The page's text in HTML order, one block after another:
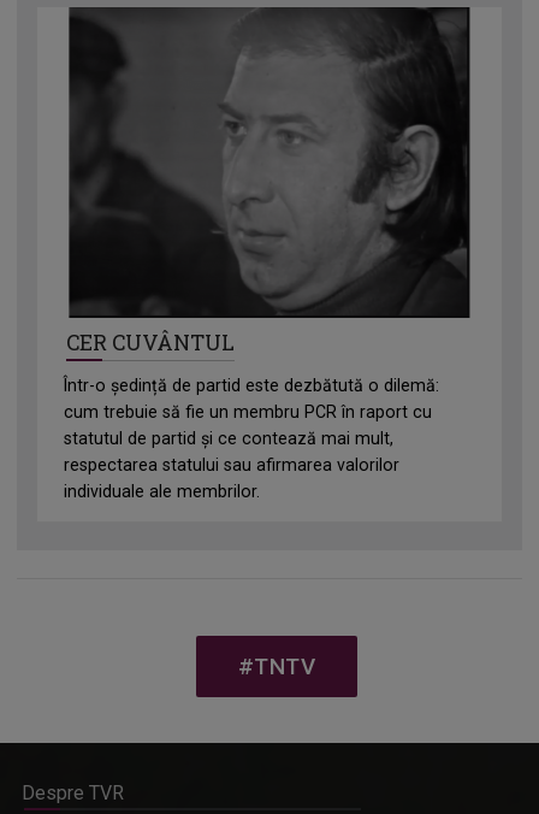
CER CUVÂNTUL
Într-o ședință de partid este dezbătută o dilemă:
cum trebuie să fie un membru PCR în raport cu
statutul de partid și ce contează mai mult,
respectarea statului sau afirmarea valorilor
individuale ale membrilor.
#TNTV
Despre TVR